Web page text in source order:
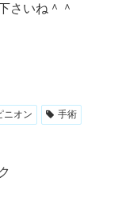
さいね＾＾
ニオン
手術